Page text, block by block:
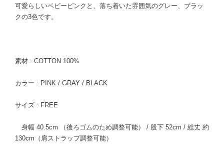
可愛らしいベビーピンクと、落ち着いた雰囲気のグレー、ブラッ
クの3色です。
素材 : COTTON 100%
カラー : PINK / GRAY / BLACK
サイズ : FREE
身幅 40.5cm （後ろゴムのため調整可能） / 股下 52cm / 総丈 約
130cm（肩ストラップ調整可能）